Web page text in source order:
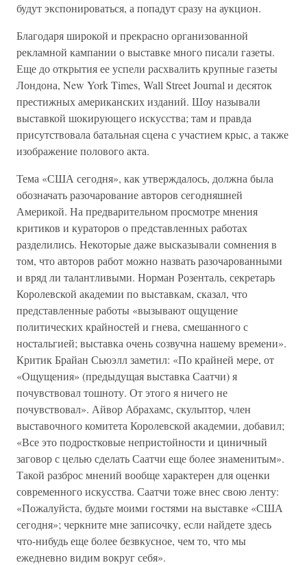
будут экспонироваться, а попадут сразу на аукцион.
Благодаря широкой и прекрасно организованной
рекламной кампании о выставке много писали газеты.
Еще до открытия ее успели расхвалить крупные газеты
Лондона, New York Times, Wall Street Journal и десяток
престижных американских изданий. Шоу называли
выставкой шокирующего искусства; там и правда
присутствовала батальная сцена с участием крыс, а также
изображение полового акта.
Тема «США сегодня», как утверждалось, должна была
обозначать разочарование авторов сегодняшней
Америкой. На предварительном просмотре мнения
критиков и кураторов о представленных работах
разделились. Некоторые даже высказывали сомнения в
том, что авторов работ можно назвать разочарованными
и вряд ли талантливыми. Норман Розенталь, секретарь
Королевской академии по выставкам, сказал, что
представленные работы «вызывают ощущение
политических крайностей и гнева, смешанного с
ностальгией; выставка очень созвучна нашему времени».
Критик Брайан Сьюэлл заметил: «По крайней мере, от
«Ощущения» (предыдущая выставка Саатчи) я
почувствовал тошноту. От этого я ничего не
почувствовал». Айвор Абрахамс, скульптор, член
выставочного комитета Королевской академии, добавил;
«Все это подростковые непристойности и циничный
заговор с целью сделать Саатчи еще более знаменитым».
Такой разброс мнений вообще характерен для оценки
современного искусства. Саатчи тоже внес свою ленту:
«Пожалуйста, будьте моими гостями на выставке «США
сегодня»; черкните мне записочку, если найдете здесь
что-нибудь еще более безвкусное, чем то, что мы
ежедневно видим вокруг себя».